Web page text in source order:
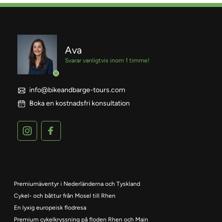
Ava
Svarar vanligtvis inom 1 timme!
info@bikeandbarge-tours.com
Boka en kostnadsfri konsultation
Premiumäventyr i Nederländerna och Tyskland
Cykel- och båttur från Mosel till Rhen
En lyxig europeisk flodresa
Premium cykelkryssning på floden Rhen och Main